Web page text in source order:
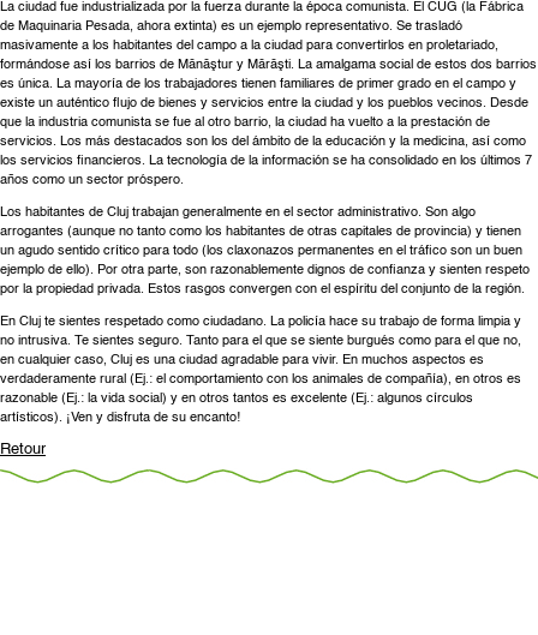
La ciudad fue industrializada por la fuerza durante la época comunista. El CUG (la Fábrica
de Maquinaria Pesada, ahora extinta) es un ejemplo representativo. Se trasladó
masivamente a los habitantes del campo a la ciudad para convertirlos en proletariado,
formándose así los barrios de Mănăştur y Mărăşti. La amalgama social de estos dos barrios
es única. La mayoría de los trabajadores tienen familiares de primer grado en el campo y
existe un auténtico flujo de bienes y servicios entre la ciudad y los pueblos vecinos. Desde
que la industria comunista se fue al otro barrio, la ciudad ha vuelto a la prestación de
servicios. Los más destacados son los del ámbito de la educación y la medicina, así como
los servicios financieros. La tecnología de la información se ha consolidado en los últimos 7
años como un sector próspero.
Los habitantes de Cluj trabajan generalmente en el sector administrativo. Son algo
arrogantes (aunque no tanto como los habitantes de otras capitales de provincia) y tienen
un agudo sentido crítico para todo (los claxonazos permanentes en el tráfico son un buen
ejemplo de ello). Por otra parte, son razonablemente dignos de confianza y sienten respeto
por la propiedad privada. Estos rasgos convergen con el espíritu del conjunto de la región.
En Cluj te sientes respetado como ciudadano. La policía hace su trabajo de forma limpia y
no intrusiva. Te sientes seguro. Tanto para el que se siente burgués como para el que no,
en cualquier caso, Cluj es una ciudad agradable para vivir. En muchos aspectos es
verdaderamente rural (Ej.: el comportamiento con los animales de compañía), en otros es
razonable (Ej.: la vida social) y en otros tantos es excelente (Ej.: algunos círculos
artísticos). ¡Ven y disfruta de su encanto!